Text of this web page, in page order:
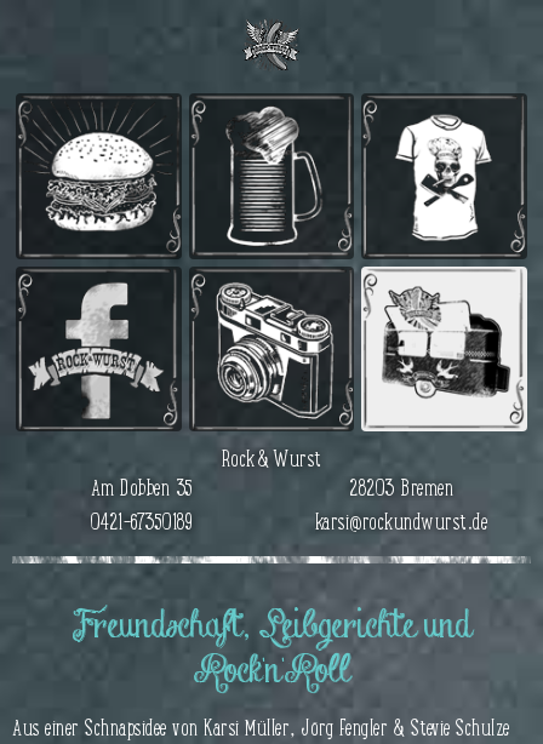
Rock & Wurst
Am Dobben 35
28203 Bremen
0421–67350189
karsi@rockundwurst.de
Freundschaft, Leibgerichte und
Rock'n'Roll
Aus einer Schnapsidee von Karsi Müller, Jörg Fengler & Stevie Schulze